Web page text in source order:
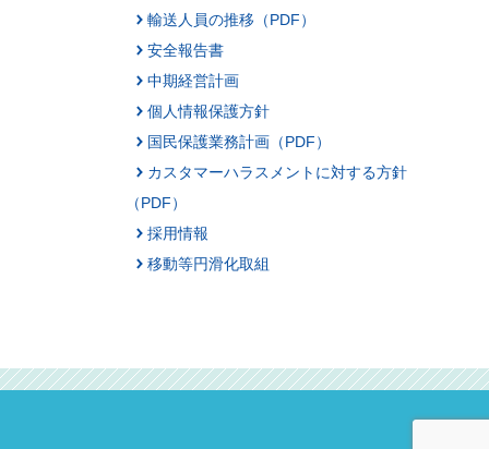
輸送人員の推移（PDF）
安全報告書
中期経営計画
個人情報保護方針
国民保護業務計画（PDF）
カスタマーハラスメントに対する方針
（PDF）
採用情報
移動等円滑化取組